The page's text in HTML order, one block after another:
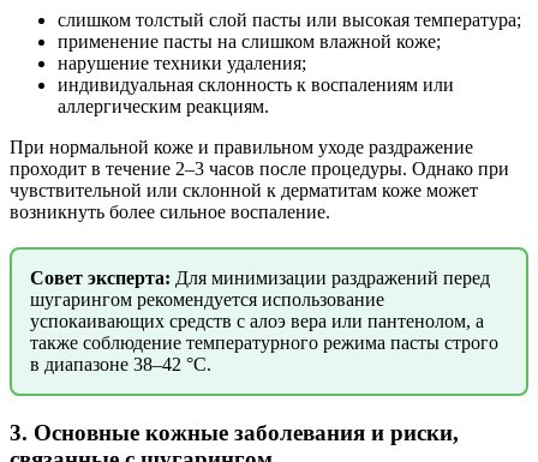
слишком толстый слой пасты или высокая температура;
применение пасты на слишком влажной коже;
нарушение техники удаления;
индивидуальная склонность к воспалениям или
аллергическим реакциям.
При нормальной коже и правильном уходе раздражение
проходит в течение 2–3 часов после процедуры. Однако при
чувствительной или склонной к дерматитам коже может
возникнуть более сильное воспаление.
Совет эксперта: Для минимизации раздражений перед
шугарингом рекомендуется использование
успокаивающих средств с алоэ вера или пантенолом, а
также соблюдение температурного режима пасты строго
в диапазоне 38–42 °C.
3. Основные кожные заболевания и риски,